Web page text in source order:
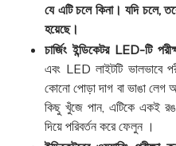
যে এটি চলে কিনা। যদি চলে,
হয়েছে।
চার্জিং ইন্ডিকেটর LED-টি
এবং LED লাইটটি ভালভাবে
কোনো পোড়া দাগ বা ভাঙা লেগ
কিছু খুঁজে পান, এটিকে একই রঙ
দিয়ে পরিবর্তন করে ফেলুন ।